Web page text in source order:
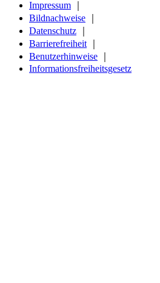
Impressum
Bildnachweise
Datenschutz
Barrierefreiheit
Benutzerhinweise
Informationsfreiheitsgesetz